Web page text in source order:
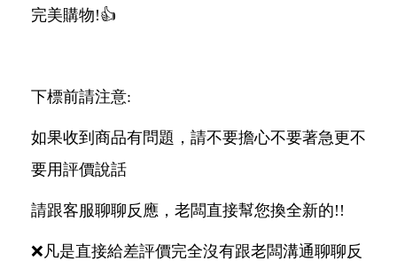
完美購物!👍
下標前請注意:
如果收到商品有問題，請不要擔心不要著急更不
要用評價說話
請跟客服聊聊反應，老闆直接幫您換全新的!!
❌凡是直接給差評價完全沒有跟老闆溝通聊聊反